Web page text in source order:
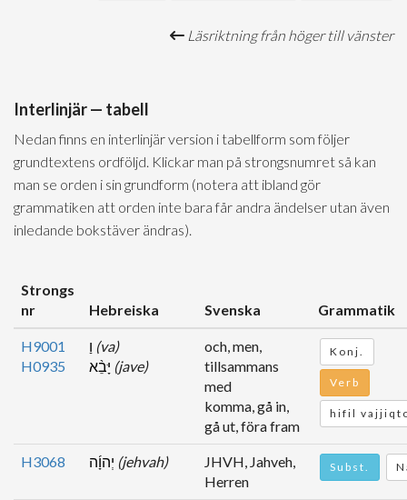
Läsriktning från höger till vänster
Interlinjär — tabell
Nedan finns en interlinjär version i tabellform som följer
grundtextens ordföljd. Klickar man på strongsnumret så kan
man se orden i sin grundform (notera att ibland gör
grammatiken att orden inte bara får andra ändelser utan även
inledande bokstäver ändras).
Strongs
nr
Hebreiska Svenska Grammatik
H9001
H0935
(va)
(jave)
och, men,
tillsammans
med
komma, gå in,
gå ut, föra fram
Konj.
Verb
hifil
H3068 (jehvah)
JHVH, Jahveh,
Herren
Subst.